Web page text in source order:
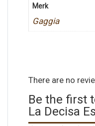
Merk
Gaggia
There are no
Be the first
La Decisa